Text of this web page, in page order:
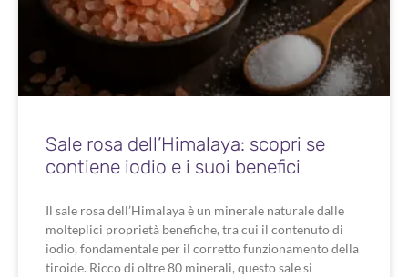
Sale rosa dell’Himalaya: scopri se
contiene iodio e i suoi benefici
Il sale rosa dell’Himalaya è un minerale naturale dalle
molteplici proprietà benefiche, tra cui il contenuto di
iodio, fondamentale per il corretto funzionamento della
tiroide. Ricco di oltre 80 minerali, questo sale si